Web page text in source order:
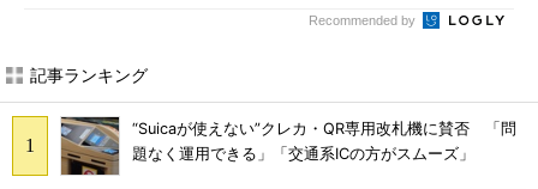
Recommended by
記事ランキング
“Suicaが使えない”クレカ・QR専用改札機に賛否 「問
題なく運用できる」「交通系ICの方がスムーズ」